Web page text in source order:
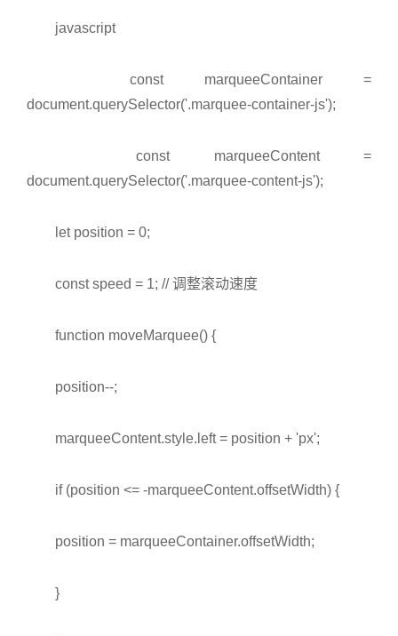
javascript
const marqueeContainer =
document.querySelector('.marquee-container-js');
const marqueeContent =
document.querySelector('.marquee-content-js');
let position = 0;
const speed = 1; // 调整滚动速度
function moveMarquee() {
position--;
marqueeContent.style.left = position + 'px';
if (position <= -marqueeContent.offsetWidth) {
position = marqueeContainer.offsetWidth;
}